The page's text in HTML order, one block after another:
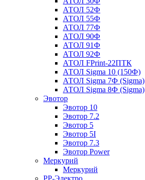
АТОЛ 52Ф
АТОЛ 55Ф
АТОЛ 77Ф
АТОЛ 90Ф
АТОЛ 91Ф
АТОЛ 92Ф
АТОЛ FPrint-22ПТК
АТОЛ Sigma 10 (150Ф)
АТОЛ Sigma 7Ф (Sigma)
АТОЛ Sigma 8Ф (Sigma)
Эвотор
Эвотор 10
Эвотор 7.2
Эвотор 5
Эвотор 5I
Эвотор 7.3
Эвотор Power
Меркурий
Меркурий
РР-Электро